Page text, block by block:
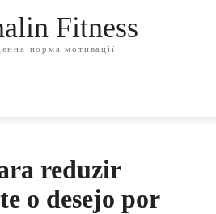
Fitness
норма мотивації
reduzir
o desejo por